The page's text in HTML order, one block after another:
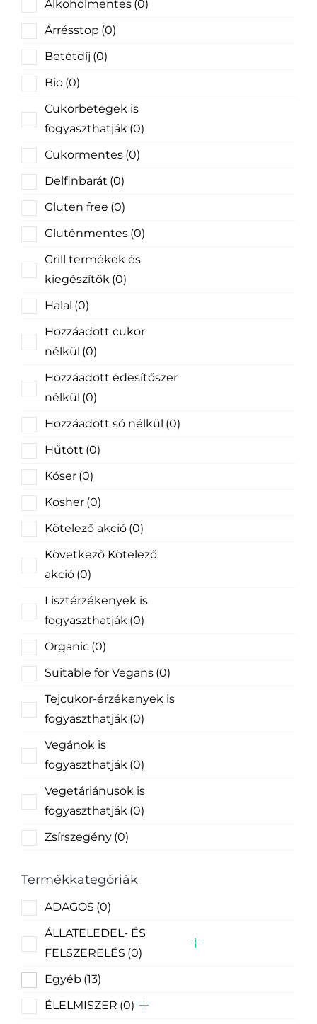
Alkoholmentes (0)
Árrésstop (0)
Betétdíj (0)
Bio (0)
Cukorbetegek is
fogyaszthatják (0)
Cukormentes (0)
Delfinbarát (0)
Gluten free (0)
Gluténmentes (0)
Grill termékek és
kiegészítők (0)
Halal (0)
Hozzáadott cukor
nélkül (0)
Hozzáadott édesítőszer
nélkül (0)
Hozzáadott só nélkül (0)
Hűtött (0)
Kóser (0)
Kosher (0)
Kötelező akció (0)
Következő Kötelező
akció (0)
Lisztérzékenyek is
fogyaszthatják (0)
Organic (0)
Suitable for Vegans (0)
Tejcukor-érzékenyek is
fogyaszthatják (0)
Vegánok is
fogyaszthatják (0)
Vegetáriánusok is
fogyaszthatják (0)
Zsírszegény (0)
Termékkategóriák
ADAGOS (0)
ÁLLATELEDEL- ÉS
FELSZERELÉS (0)
Egyéb (13)
ÉLELMISZER (0)